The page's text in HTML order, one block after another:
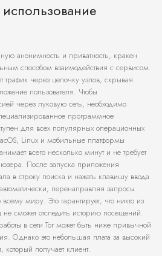
анонимность и приватность, кракен
способом взаимодействия с сервисом.
трафик через цепочку узлов, скрывая
пользователя. Чтобы
через луковую сеть, необходимо
программное
для всех популярных операционных
Linux и мобильные платформы
всего несколько минут и не требует
После запуска приложения
в строку поиска и нажать клавишу ввода.
перенаправляя запросы
миру. Это гарантирует, что никто из
сможет отследить историю посещений.
в сети Tor может быть ниже привычной
Однако это небольшая плата за высокий
получает клиент.